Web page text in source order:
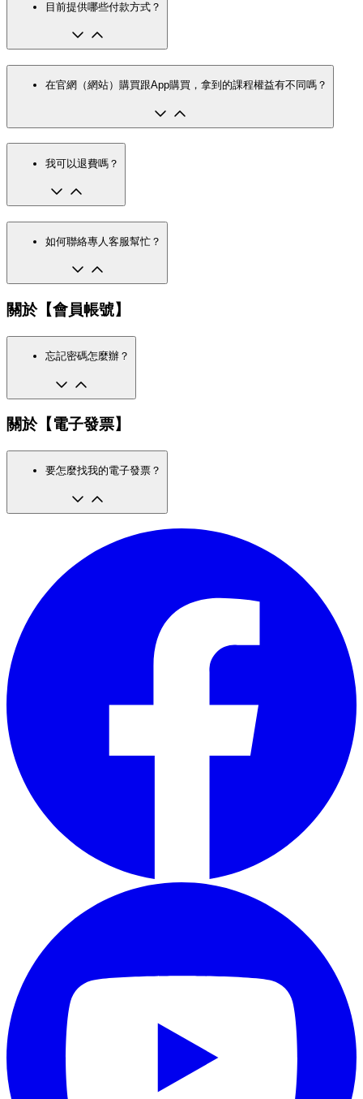
目前提供哪些付款方式？
在官網（網站）購買跟App購買，拿到的課程權益有不同嗎？
我可以退費嗎？
如何聯絡專人客服幫忙？
關於【會員帳號】
忘記密碼怎麼辦？
關於【電子發票】
要怎麼找我的電子發票？